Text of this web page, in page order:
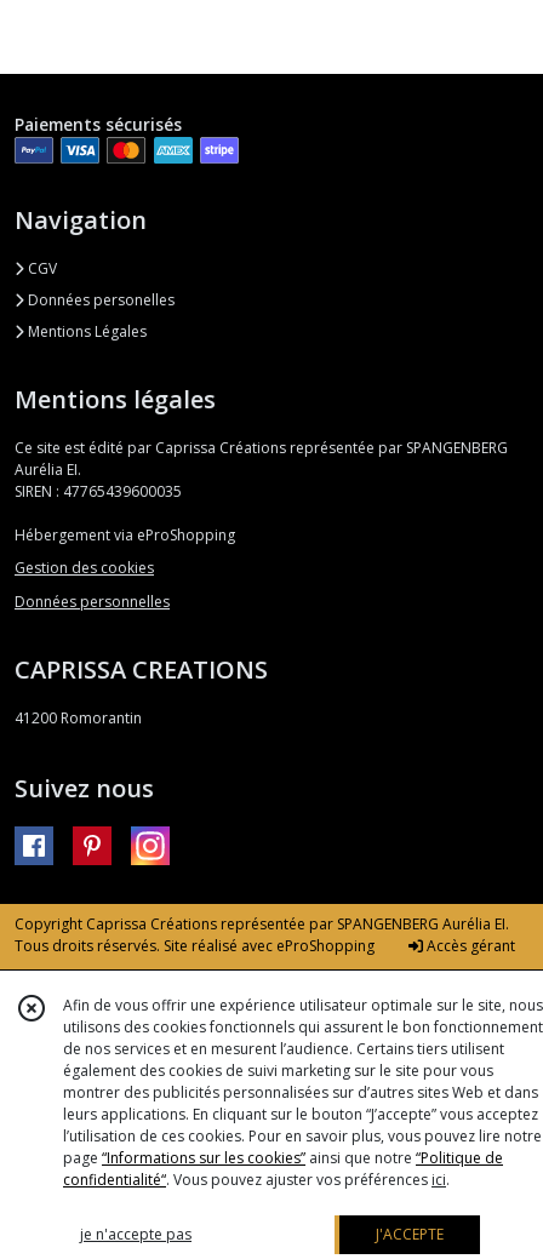
Paiements sécurisés
Navigation
CGV
Données personelles
Mentions Légales
Mentions légales
Ce site est édité par Caprissa Créations représentée par SPANGENBERG
Aurélia EI.
SIREN : 47765439600035
Hébergement via eProShopping
Gestion des cookies
Données personnelles
CAPRISSA CREATIONS
41200 Romorantin
Suivez nous
Copyright Caprissa Créations représentée par SPANGENBERG Aurélia EI.
Tous droits réservés. Site réalisé avec eProShopping Accès gérant
Afin de vous offrir une expérience utilisateur optimale sur le site, nous
utilisons des cookies fonctionnels qui assurent le bon fonctionnement
de nos services et en mesurent l’audience. Certains tiers utilisent
également des cookies de suivi marketing sur le site pour vous
montrer des publicités personnalisées sur d’autres sites Web et dans
leurs applications. En cliquant sur le bouton “J’accepte” vous acceptez
l’utilisation de ces cookies. Pour en savoir plus, vous pouvez lire notre
page “Informations sur les cookies” ainsi que notre “Politique de
confidentialité“. Vous pouvez ajuster vos préférences ici.
je n'accepte pas J'ACCEPTE